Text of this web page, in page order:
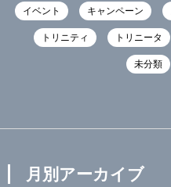
イベント キャンペーン
トリニティ トリニータ
未分類
月別アーカイブ